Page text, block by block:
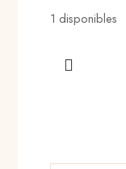
1 disponibles
PEARL